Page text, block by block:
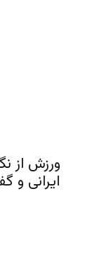
ورزش از